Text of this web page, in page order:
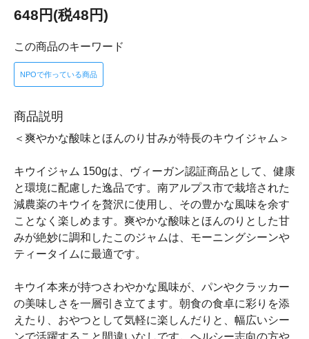
648円(税48円)
この商品のキーワード
NPOで作っている商品
商品説明
＜爽やかな酸味とほんのり甘みが特長のキウイジャム＞
キウイジャム 150gは、ヴィーガン認証商品として、健康
と環境に配慮した逸品です。南アルプス市で栽培された
減農薬のキウイを贅沢に使用し、その豊かな風味を余す
ことなく楽しめます。爽やかな酸味とほんのりとした甘
みが絶妙に調和したこのジャムは、モーニングシーンや
ティータイムに最適です。
キウイ本来が持つさわやかな風味が、パンやクラッカー
の美味しさを一層引き立てます。朝食の食卓に彩りを添
えたり、おやつとして気軽に楽しんだりと、幅広いシー
ンで活躍すること間違いなしです。ヘルシー志向の方や